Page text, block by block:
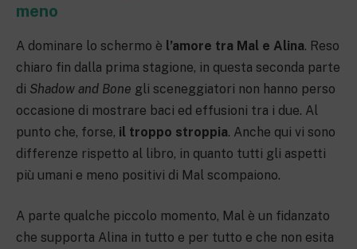
meno
A dominare lo schermo è l’amore tra Mal e Alina. Reso
chiaro fin dalla prima stagione, in questa seconda parte
di Shadow and Bone gli sceneggiatori non hanno perso
occasione di mostrare baci ed effusioni tra i due. Al
punto che, forse, il troppo stroppia. Anche qui vi sono
differenze rispetto al libro, in quanto tutti gli aspetti
più umani e meno positivi di Mal scompaiono.
A parte qualche piccolo momento, Mal è un fidanzato
che supporta Alina in tutto e per tutto e che non esita